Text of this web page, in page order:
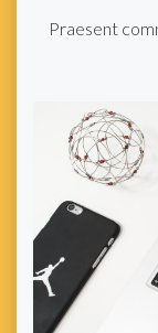
Praesent